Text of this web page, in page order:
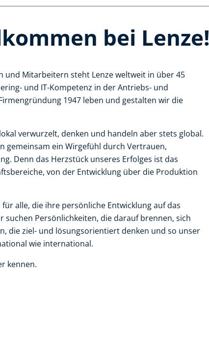
bei Lenze!
und Mitarbeitern steht Lenze weltweit in über 45
und IT-Kompetenz in der Antriebs- und
1947 leben und gestalten wir die
verwurzelt, denken und handeln aber stets global.
gemeinsam ein Wirgefühl durch Vertrauen,
Denn das Herzstück unseres Erfolges ist das
von der Entwicklung über die Produktion
alle, die ihre persönliche Entwicklung auf das
suchen Persönlichkeiten, die darauf brennen, sich
die ziel- und lösungsorientiert denken und so unser
wie international.
kennen.